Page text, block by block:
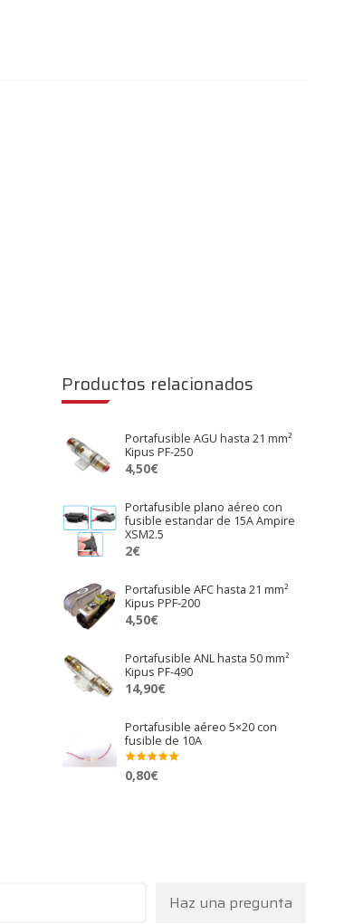
Productos relacionados
Portafusible AGU hasta 21 mm²
Kipus PF-250
4,50€
Portafusible plano aéreo con
fusible estandar de 15A Ampire
XSM2.5
2€
Portafusible AFC hasta 21 mm²
Kipus PPF-200
4,50€
Portafusible ANL hasta 50 mm²
Kipus PF-490
14,90€
Portafusible aéreo 5×20 con
fusible de 10A
Valora
0,80€
Haz una pregunta